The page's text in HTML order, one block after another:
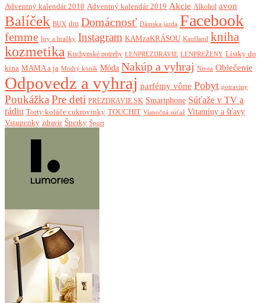
Adventný kalendár 2018 Adventný kalendár 2019 Akcie Alkohol avon
Balíček BUX dm Domácnosť Dámska jazda Facebook
femme hry a hračky Instagram KAMzaKRÁSOU Kaufland kniha
kozmetika Kuchynské potreby LENPREZDRAVIE LENPREŽENY Lístky do
kina MAMA a ja Modrý koník Móda Nakúp a vyhraj Nivea Oblečenie
Odpovedz a vyhraj parfémy vône Pobyt potraviny
PoukážkaPre deti PREZDRAVIE.SK Smartphone Súťaže v TV a
rádiu Torty koláče cukrovinky TOUCHIT Vianočná súťaž Vitamíny a šťavy
Vstupenky zdravie Šperky Šport